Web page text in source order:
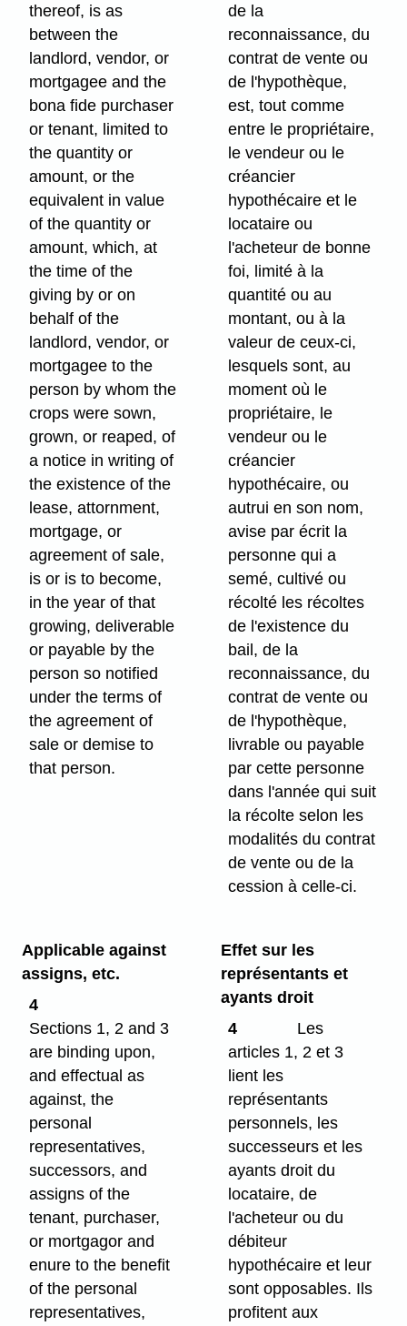
thereof, is as
between the
landlord, vendor, or
mortgagee and the
bona fide purchaser
or tenant, limited to
the quantity or
amount, or the
equivalent in value
of the quantity or
amount, which, at
the time of the
giving by or on
behalf of the
landlord, vendor, or
mortgagee to the
person by whom the
crops were sown,
grown, or reaped, of
a notice in writing of
the existence of the
lease, attornment,
mortgage, or
agreement of sale,
is or is to become,
in the year of that
growing, deliverable
or payable by the
person so notified
under the terms of
the agreement of
sale or demise to
that person.
de la
reconnaissance, du
contrat de vente ou
de l'hypothèque,
est, tout comme
entre le propriétaire,
le vendeur ou le
créancier
hypothécaire et le
locataire ou
l'acheteur de bonne
foi, limité à la
quantité ou au
montant, ou à la
valeur de ceux-ci,
lesquels sont, au
moment où le
propriétaire, le
vendeur ou le
créancier
hypothécaire, ou
autrui en son nom,
avise par écrit la
personne qui a
semé, cultivé ou
récolté les récoltes
de l'existence du
bail, de la
reconnaissance, du
contrat de vente ou
de l'hypothèque,
livrable ou payable
par cette personne
dans l'année qui suit
la récolte selon les
modalités du contrat
de vente ou de la
cession à celle-ci.
Applicable against
assigns, etc.
4
Sections 1, 2 and 3
are binding upon,
and effectual as
against, the
personal
representatives,
successors, and
assigns of the
tenant, purchaser,
or mortgagor and
enure to the benefit
of the personal
representatives,
Effet sur les
représentants et
ayants droit
4
Les
articles 1, 2 et 3
lient les
représentants
personnels, les
successeurs et les
ayants droit du
locataire, de
l'acheteur ou du
débiteur
hypothécaire et leur
sont opposables. Ils
profitent aux